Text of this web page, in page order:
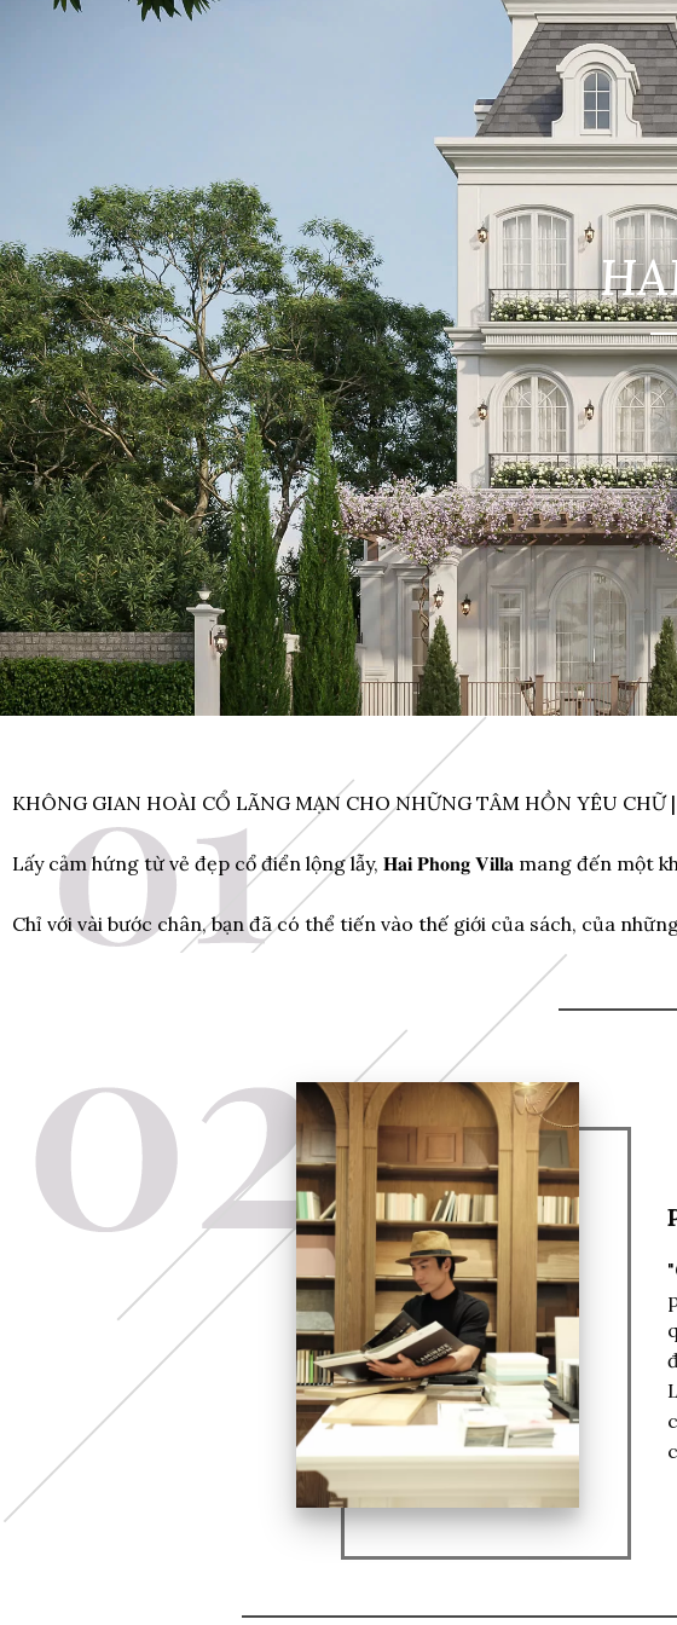
KHÔNG GIAN HOÀI CỔ LÃNG MẠN CHO NHỮNG TÂM HỒN YÊU CHỮ
Lấy cảm hứng từ vẻ đẹp cổ điển lộng lẫy, 𝐇𝐚𝐢 𝐏𝐡𝐨𝐧𝐠 𝐕𝐢𝐥𝐥𝐚 mang đến
Chỉ với vài bước chân, bạn đã có thể tiến vào thế giới của sách, của